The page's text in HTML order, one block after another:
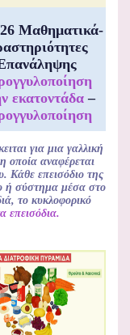
Μαθηματικά-
εκατοντάδα–
για μια γαλλική
οποία αναφέρεται
Κάθε επεισόδιο της
ή σύστημα μέσα στο
το κυκλοφορικό
επεισόδια.